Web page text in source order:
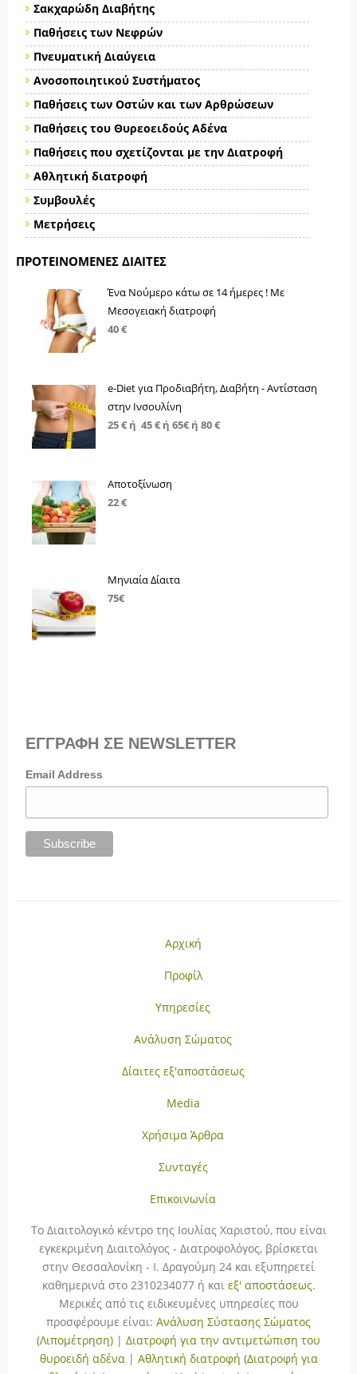
Σακχαρώδη Διαβήτης
Παθήσεις των Νεφρών
Πνευματική Διαύγεια
Ανοσοποιητικού Συστήματος
Παθήσεις των Οστών και των Αρθρώσεων
Παθήσεις του Θυρεοειδούς Αδένα
Παθήσεις που σχετίζονται με την Διατροφή
Αθλητική διατροφή
Συμβουλές
Μετρήσεις
ΠΡΟΤΕΙΝΌΜΕΝΕΣ ΔΊΑΙΤΕΣ
Ένα Νούμερο κάτω σε 14 ήμερες ! Με
Μεσογειακή διατροφή
40 €
e-Diet για Προδιαβήτη, Διαβήτη - Αντίσταση
στην Ινσουλίνη
25 € ή 45 € ή 65€ ή 80 €
Αποτοξίνωση
22 €
Μηνιαία Δίαιτα
75€
ΕΓΓΡΑΦΗ ΣΕ NEWSLETTER
Email Address
Αρχική
Προφίλ
Υπηρεσίες
Ανάλυση Σώματος
Δίαιτες εξ'αποστάσεως
Media
Χρήσιμα Άρθρα
Συνταγές
Επικοινωνία
To Διαιτολογικό κέντρο της Ιουλίας Χαριστού, που είναι
εγκεκριμένη Διαιτολόγος - Διατροφολόγος, βρίσκεται
στην Θεσσαλονίκη - Ι. Δραγούμη 24 και εξυπηρετεί
καθημερινά στο 2310234077 ή και εξ' αποστάσεως.
Μερικές από τις ειδικευμένες υπηρεσίες που
προσφέρουμε είναι: Ανάλυση Σύστασης Σώματος
(Λιπομέτρηση) | Διατροφή για την αντιμετώπιση του
θυροειδή αδένα| Αθλητική διατροφή (Διατροφή για